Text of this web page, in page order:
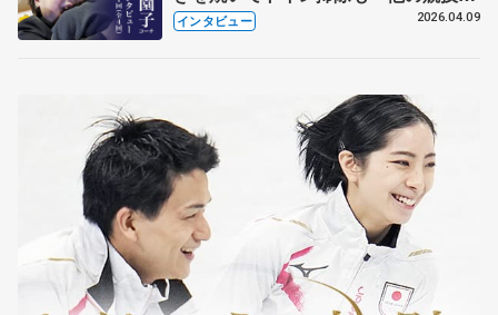
も通用するという坂本花織の筋肉
インタビュー 2026.04.09